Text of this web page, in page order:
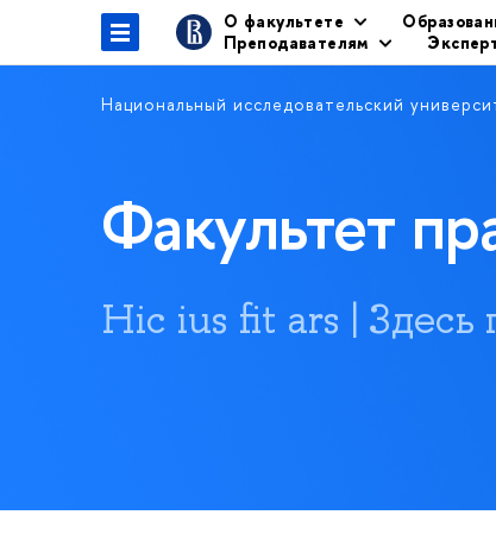
О факультете
Преподавателям
Национальный исследовательский
Факультет
Hic ius fit ars | Здесь